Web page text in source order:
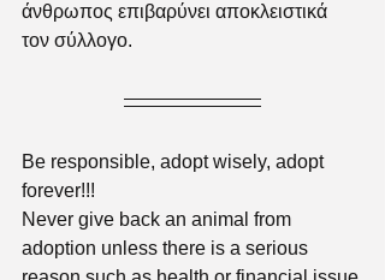
άνθρωπος επιβαρύνει αποκλειστικά
τον σύλλογο.
Be responsible, adopt wisely, adopt
forever!!!
Never give back an animal from
adoption unless there is a serious